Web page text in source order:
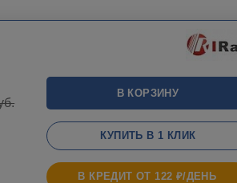
В КОРЗИНУ
КУПИТЬ В 1 КЛИК
В КРЕДИТ ОТ 122 ₽/ДЕНЬ